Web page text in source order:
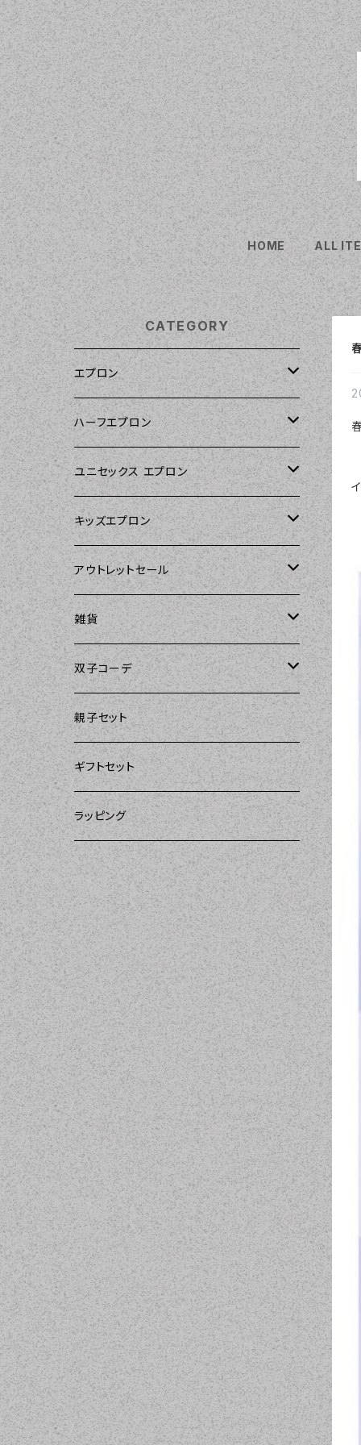
HOME ALL
CATEGORY
エプロン
Kitsch'n Glam（キッチングラム）
Sierra Rose（シエラローズ）
Tarantinalovers（タランティーナ ラバー
ズ）
The Sunday Girl（ザサンデーガール）
Carolyn's Kitchen（キャロリンズキッチ
ン）
Sugar baby aprons（シュガーベイビ
ー）
DII（ディーアイアイ）
MOZI（モジ）
amorico（アモリコ）
I love Aprons（アラブエプロンズ）
Flirty Aprons（フラーティーエプロンズ）
Heavenly Hostess（ヘブンリーホステ
ス）
ハーフエプロン
Sierra Rose（シエラローズ）
ユニセックス エプロン
DII（ディーアイアイ）
Sierra Rose（シエラローズ）
amorico（アモリコ）
キッズエプロン
Sierra Rose（シエラローズ）
The Sunday Girl（ザサンデーガール）
ASD Living（エーエスディーリビング）
Kitsch'n Glam（キッチングラム）
DII（ディーアイアイ）
アウトレットセール
エプロン
Kitsch'n Glam（キッチングラム）
Sierra Rose（シエラローズ）
DII（ディーアイアイ）
amorico（アモリコ）
Sugar baby aprons（シュガーベイビー）
Tarantinalovers（タランティーナ ラバーズ）
雑貨
amorico（アモリコ）
雑貨
amorico（アモリコ）
The Sunday Girl（ザサンデーガール）
DII（ディーアイアイ）
Kitsch'n Glam（キッチングラム）
双子コーデ
The Sunday Girl（サンデーガール）
親子セット
ギフトセット
ラッピング